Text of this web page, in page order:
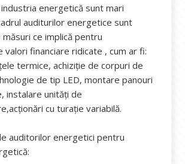
energetică sunt mari
auditurilor energetice sunt
ce implică pentru
valori financiare ridicate , cum ar fi:
termice, achiziție de corpuri de
de tip LED, montare panouri
instalare unități de
cu turație variabilă.
auditorilor energetici pentru